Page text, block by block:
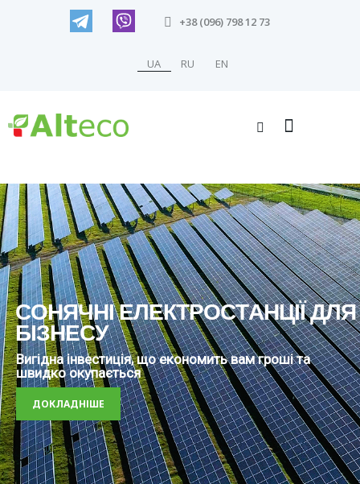
+38 (096) 798 12 73
UA RU EN
СОНЯЧНІЕЛЕКТРОСТАНЦІЇДЛЯ
БІЗНЕСУ
Вигідна інвестиція, що економить вам гроші та
швидко окупається
ДОКЛАДНІШЕ